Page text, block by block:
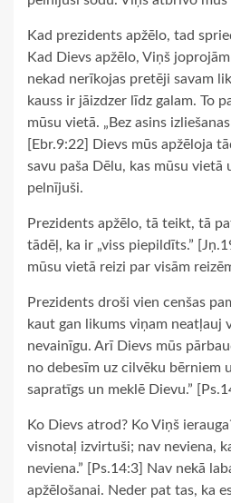
Kad prezidents apžēlo, tad
Kad Dievs apžēlo, Viņš
nekad nerīkojas pretēji savam
kauss ir jāizdzer līdz galam. To
mūsu vietā. „Bez asins
[Ebr.9:22] Dievs mūs apžēloja
savu paša Dēlu, kas mūsu vietā
pelnījuši.
Prezidents apžēlo, tā teikt, tā
tādēļ, ka ir „viss piepildīts.”
mūsu vietā reizi par visām
Prezidents droši vien cenšas
kaut gan likums viņam neatļauj
nevainīgu. Arī Dievs mūs
no debesīm uz cilvēku bērniem
sapratīgs un meklē Dievu.”
Ko Dievs atrod? Ko Viņš
visnotaļ izvirtuši; nav neviena,
neviena.” [Ps.14:3] Nav nekā
apžēlošanai. Neder pat tas, ka